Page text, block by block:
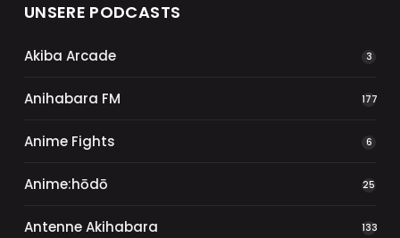
UNSERE PODCASTS
Akiba Arcade 3
Anihabara FM 177
Anime Fights 6
Anime:hōdō 25
Antenne Akihabara 133